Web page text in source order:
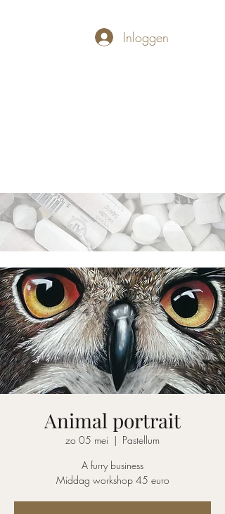
Inloggen
Animal portrait
zo 05 mei
  |
Pastellum
A furry business
Middag workshop 45 euro